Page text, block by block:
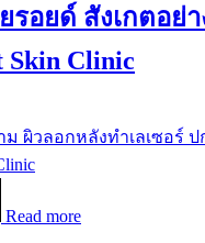
รอยด์ สังเกตอย่
Skin Clinic
Read more